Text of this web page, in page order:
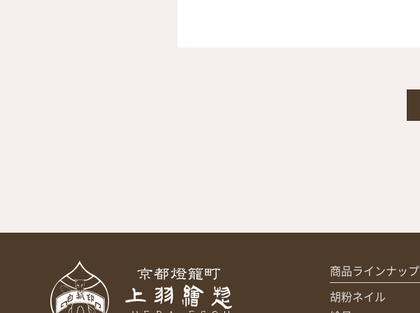
商品ラインナップ
胡粉ネイル